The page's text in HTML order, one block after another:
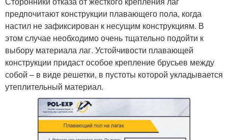
предпочитают конструкции плавающего пола, когда
настил не зафиксирован к несущим конструкциям. В
этом случае необходимо очень тщательно подойти к
выбору материала лаг. Устойчивости плавающей
конструкции придаст особое крепление брусьев между
собой – в виде решетки, в пустоты которой укладывается
утеплительный материал.